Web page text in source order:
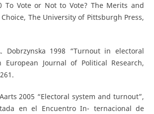
To Vote or Not to Vote? The Merits and
The University of Pittsburgh Press,
Dobrzynska 1998 “Turnout in electoral
European Journal of Political Research,
2005 “Electoral system and turnout”,
en el Encuentro In- ternacional de